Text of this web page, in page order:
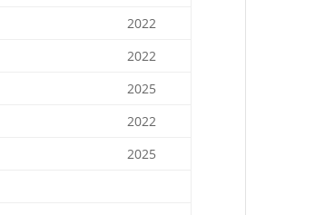
2022
2022
2025
2022
2025